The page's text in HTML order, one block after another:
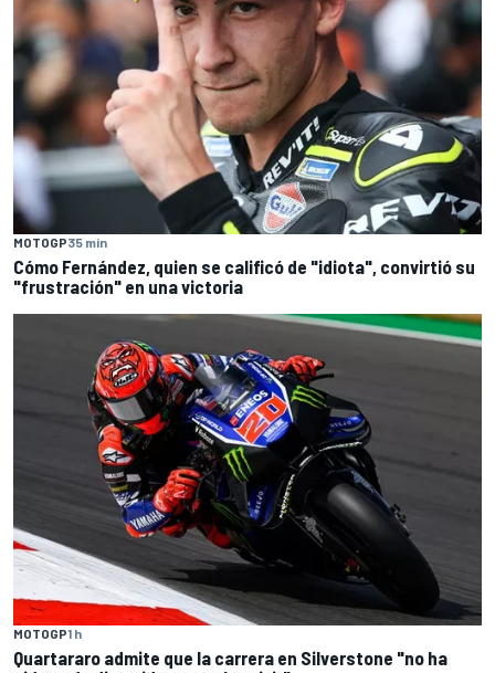
MOTOGP35 min
Cómo Fernández, quien se calificó de "idiota", convirtió su
"frustración" en una victoria
MOTOGP1 h
Quartararo admite que la carrera en Silverstone "no ha